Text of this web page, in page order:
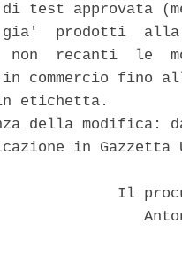
di test approvata
prodotti
recanti  le
in commercio fino
etichetta.
della modifica:
in
Il